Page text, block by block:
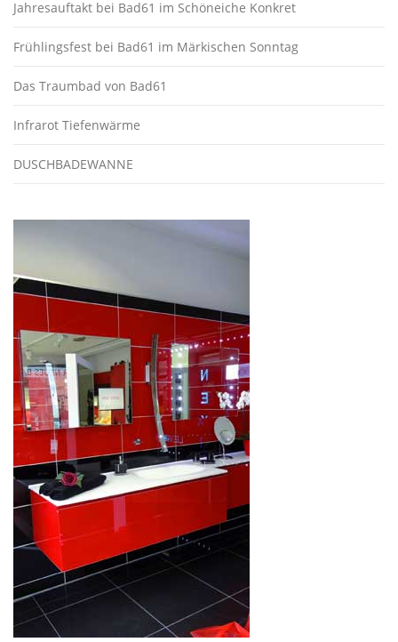
Jahresauftakt bei Bad61 im Schöneiche Konkret
Frühlingsfest bei Bad61 im Märkischen Sonntag
Das Traumbad von Bad61
Infrarot Tiefenwärme
DUSCHBADEWANNE